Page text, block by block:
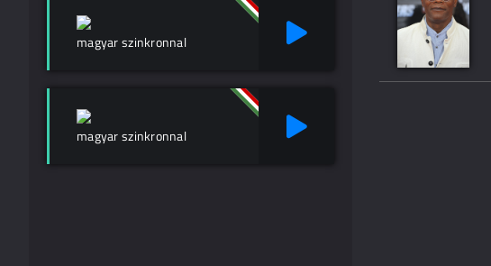
magyar szinkronnal
magyar szinkronnal